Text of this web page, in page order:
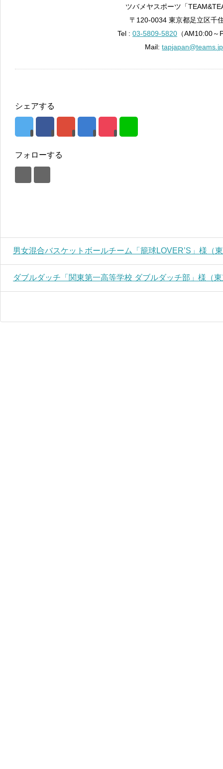
ツバメヤスポーツ「
〒120-0034 東京都足立区千
Tel : 03-5809-5820 （AM10:00
Mail:tapjapan@teams.jp
シェアする
フォローする
男女混合バスケットボールチーム「籠球LOVER’S」様（
ダブルダッチ「関東第一高等学校 ダブルダッチ部」様（